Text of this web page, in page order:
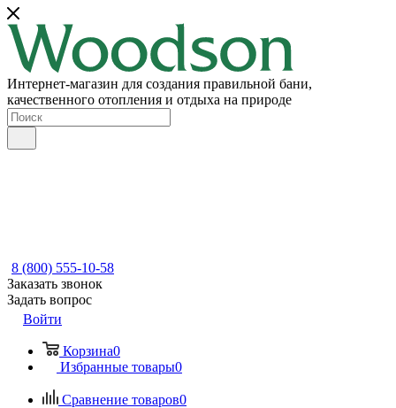
Интернет-магазин для создания правильной бани,
качественного отопления и отдыха на природе
8 (800) 555-10-58
Заказать звонок
Задать вопрос
Войти
Корзина0
Избранные товары0
Сравнение товаров0